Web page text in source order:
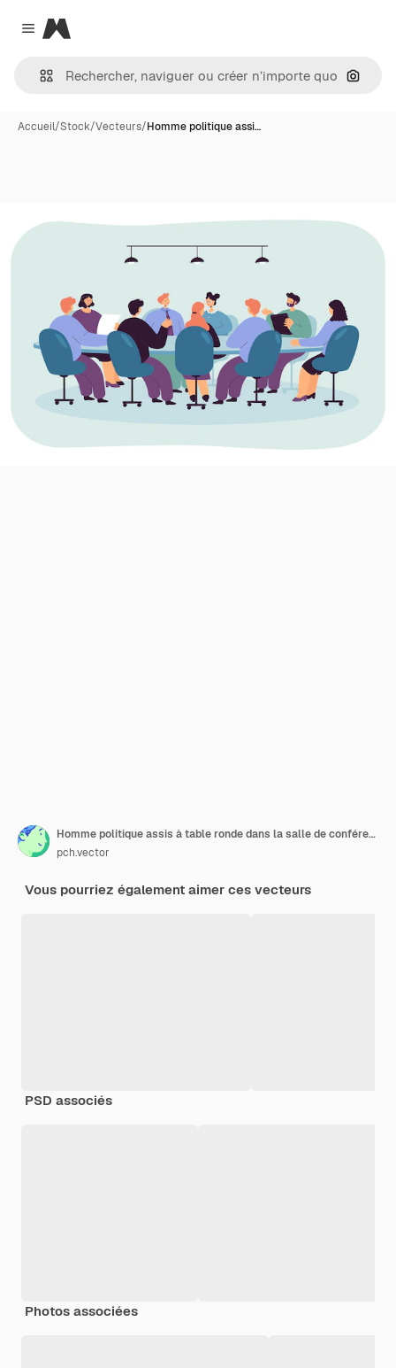
Close menu
Magnific
Accueil/Stock/Vecteurs/Homme politique assi…
Homme politique assis à table ronde dans la salle de conférence. Conseil d'administration avec le PDG tenant une discussion formelle dans l'illustration vectorielle plane de la salle de bureau. Autorité commerciale, chef d'entreprise, concept de stratégie de planification
pch.vector
Vous pourriez également aimer ces vecteurs
PSD associés
Photos associées